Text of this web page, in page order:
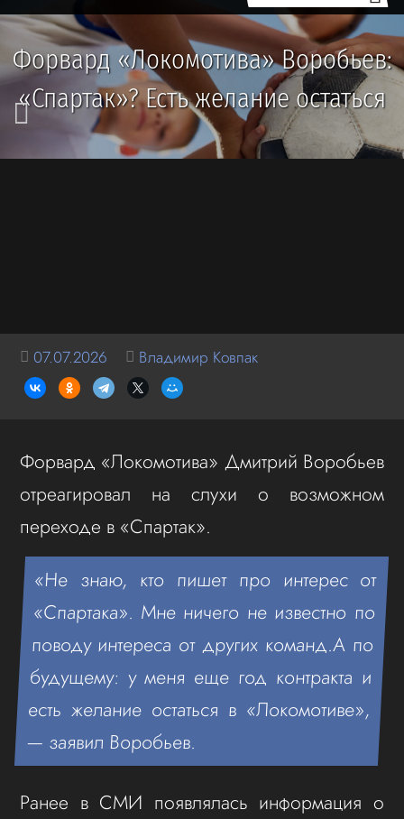
Форвард «Локомотива» Воробьев:
«Спартак»? Есть желание остаться
07.07.2026 Владимир Ковпак
Форвард «Локомотива» Дмитрий Воробьев
отреагировал на слухи о возможном
переходе в «Спартак».
«Не знаю, кто пишет про интерес от
«Спартака». Мне ничего не известно по
поводу интереса от других команд.А по
будущему: у меня еще год контракта и
есть желание остаться в «Локомотиве»,
— заявил Воробьев.
Ранее в СМИ появлялась информация о